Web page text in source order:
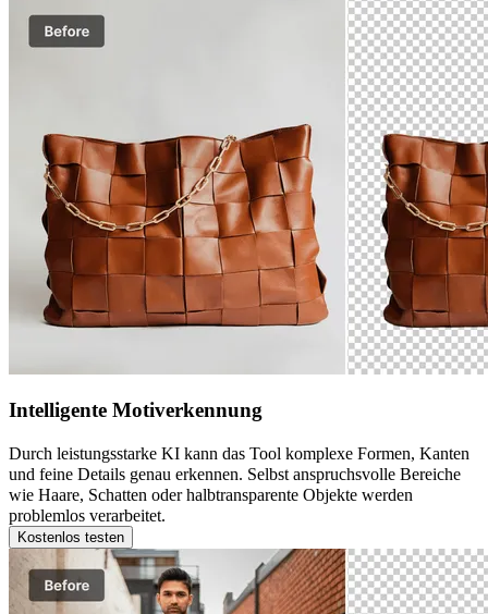
Intelligente Motiverkennung
Durch leistungsstarke KI kann das Tool komplexe Formen, Kanten
und feine Details genau erkennen. Selbst anspruchsvolle Bereiche
wie Haare, Schatten oder halbtransparente Objekte werden
problemlos verarbeitet.
Kostenlos testen